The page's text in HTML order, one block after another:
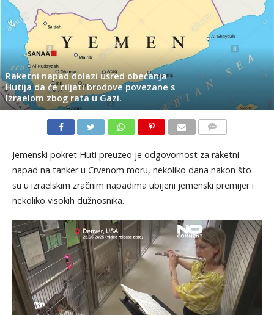
Raketni napad dolazi usred obećanja
Hutija da će ciljati brodove povezane s
Izraelom zbog rata u Gazi.
Jemenski pokret Huti preuzeo je odgovornost za raketni
napad na tanker u Crvenom moru, nekoliko dana nakon što
su u izraelskim zračnim napadima ubijeni jemenski premijer i
nekoliko visokih dužnosnika.